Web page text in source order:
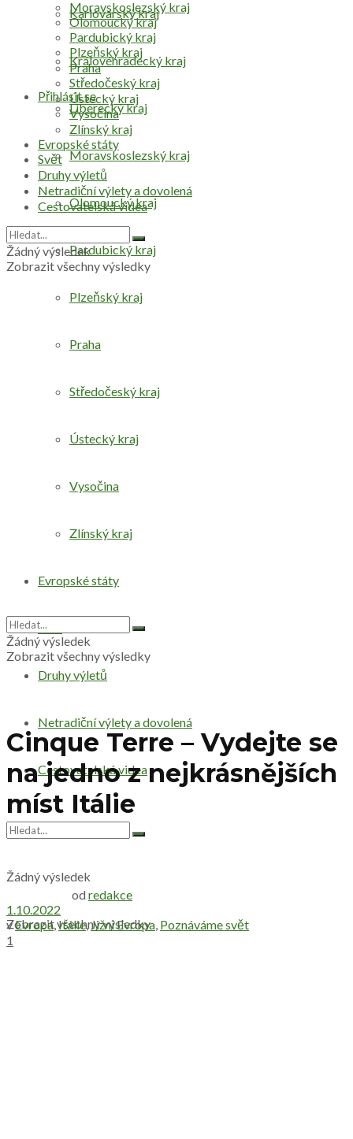
Přihlásit se
Karlovarský kraj
Královéhradecký kraj
Liberecký kraj
Moravskoslezský kraj
Olomoucký kraj
Pardubický kraj
Plzeňský kraj
Praha
Středočeský kraj
Ústecký kraj
Vysočina
Zlínský kraj
Evropské státy
Svět
Druhy výletů
Netradiční výlety a dovolená
Cestovatelská videa
Žádný výsledek
Zobrazit všechny výsledky
Moravskoslezský kraj
Olomoucký kraj
Pardubický kraj
Plzeňský kraj
Praha
Středočeský kraj
Ústecký kraj
Vysočina
Zlínský kraj
Evropské státy
Svět
Druhy výletů
Netradiční výlety a dovolená
Cestovatelská videa
Žádný výsledek
Zobrazit všechny výsledky
Žádný výsledek
Zobrazit všechny výsledky
Cinque Terre – Vydejte se
na jedno z nejkrásnějších
míst Itálie
od redakce
1.10.2022
vEvropa,Itálie,Jižní Evropa, Poznáváme svět
1